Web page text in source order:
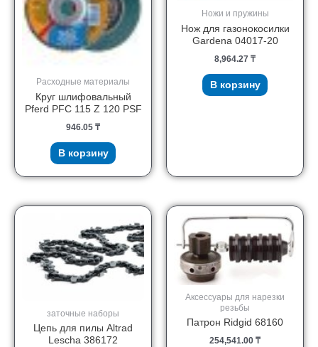
Расходные материалы
Круг шлифовальный
Pferd PFC 115 Z 120 PSF
946.05 ₸
В корзину
Ножи и пружины
Нож для газонокосилки
Gardena 04017-20
8,964.27 ₸
В корзину
заточные наборы
Цепь для пилы Altrad
Lescha 386172
Аксессуары для нарезки
резьбы
Патрон Ridgid 68160
254,541.00 ₸